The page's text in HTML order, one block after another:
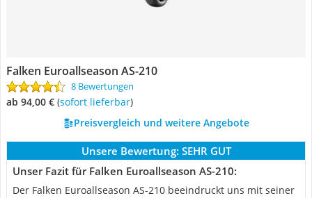
Falken Euroallseason AS-210
8 Bewertungen
ab 94,00 € ( Sofort lieferbar)
Preisvergleich und weitere Angebote
Unsere Bewertung: SEHR GUT
Unser Fazit für Falken Euroallseason AS-210:
Der Falken Euroallseason AS-210 beeindruckt uns mit seiner